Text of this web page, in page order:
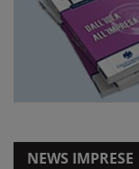
NEWS IMPRESE